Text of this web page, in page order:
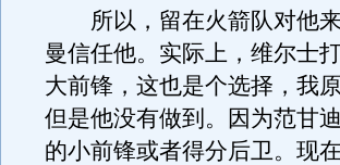
所以，留在火箭队对他来
曼信任他。实际上，维尔士
大前锋，这也是个选择，我
但是他没有做到。因为范甘
的小前锋或者得分后卫。现